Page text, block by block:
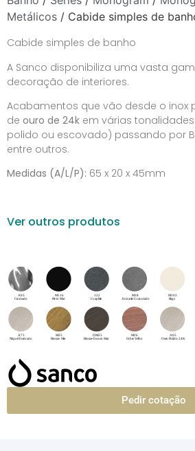
Metálicos / Cabide simples de
Cabide simples de banho
A Sanco disponibiliza uma vasta
decoração de interiores.
Acabamentos que vão desde o inox
de ouro de 24k em várias
polido ou escovado) passando por
entre outros.
Medidas (A/L/P): 65 x 20 x 45mm
Ver outros produtos
Pedir cotação